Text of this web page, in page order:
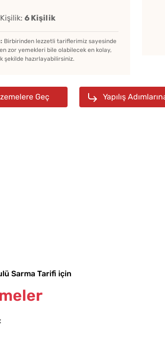
6 Kişilik
Birbirinden lezzetli tariflerimiz sayesinde
en zor yemekleri bile olabilecek en kolay,
şekilde hazırlayabilirsiniz.
Geç Yapılış
Evde
Sarma Tarifi için